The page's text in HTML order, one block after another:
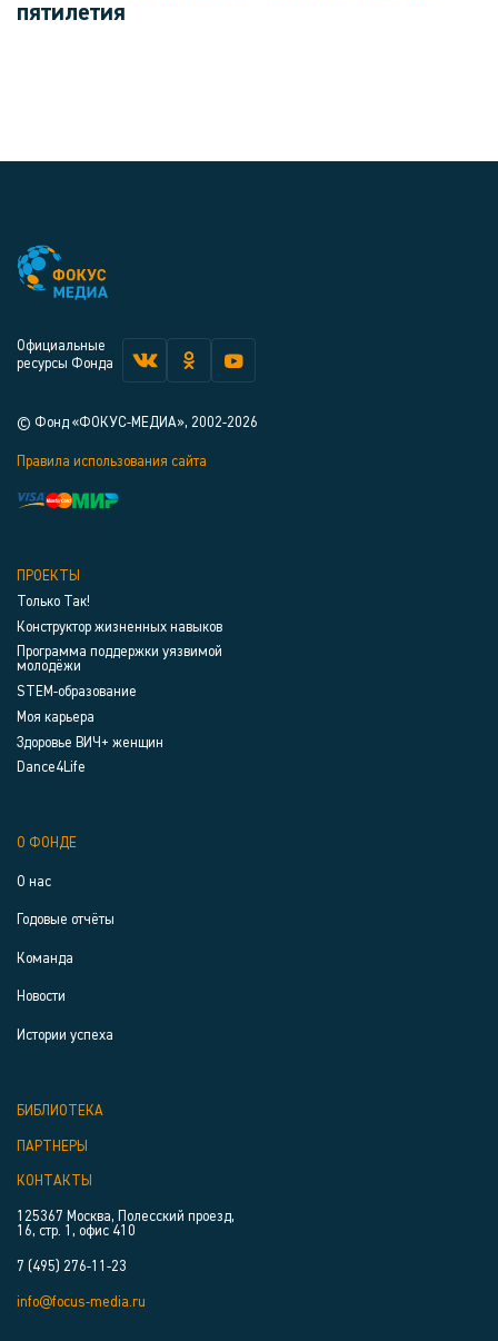
пятилетия
Официальные
ресурсы Фонда
© Фонд «ФОКУС-МЕДИА», 2002-2026
Правила использования сайта
ПРОЕКТЫ
Только Так!
Конструктор жизненных навыков
Программа поддержки уязвимой
молодёжи
STEM-образование
Моя карьера
Здоровье ВИЧ+ женщин
Dance4Life
О ФОНДЕ
О нас
Годовые отчёты
Команда
Новости
Истории успеха
БИБЛИОТЕКА
ПАРТНЕРЫ
КОНТАКТЫ
125367 Москва, Полесский проезд,
16, стр. 1, офис 410
7 (495) 276-11-23
info@focus-media.ru